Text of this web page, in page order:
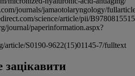
journals/jamaotolaryngology/
science/article/pii/
journal/paperinformation.aspx?
article/S0190-9622(15)01145-7/fulltext